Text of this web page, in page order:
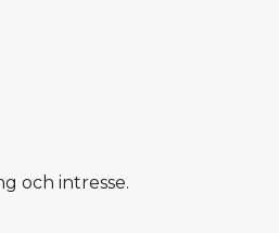
och intresse.